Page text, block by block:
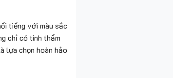
tiếng với màu sắc
chỉ có tính thẩm
lựa chọn hoàn hảo